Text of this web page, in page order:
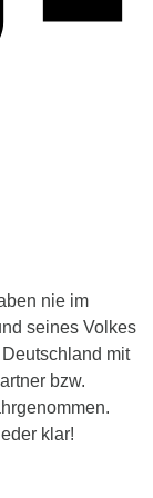
nie im
seines Volkes
mit
bzw.
klar!